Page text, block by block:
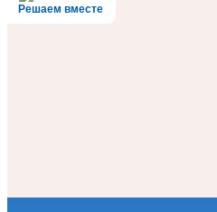
Решаем вместе